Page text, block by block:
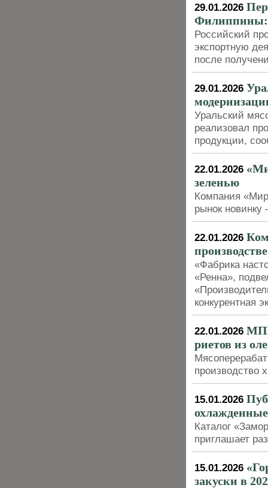
29.01.2026
Филиппины:
Российский
экспортную
после
29.01.2026
Уральский
реализовал
продукции,
22.01.2026
зеленью
Компания
рынок
22.01.2026
«Фабрика
«Ренна»,
конкурентная
22.01.2026
риетов из
производство
15.01.2026
Каталог
приглашает
15.01.2026
закуски в